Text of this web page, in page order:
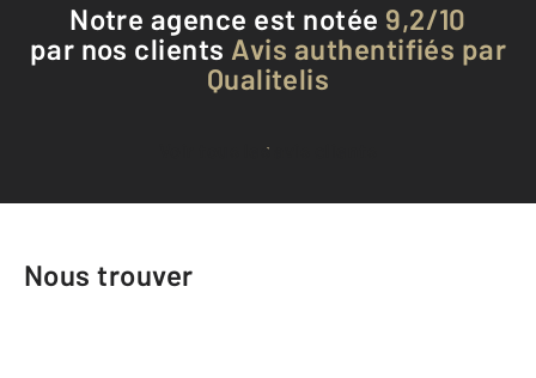
Notre agence est notée 9,2/10
par nos clients Avis authentifiés par
Qualitelis
Voir tous les avis clients
Nous trouver